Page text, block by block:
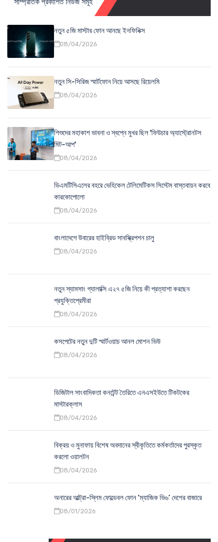
নতুন ৫জি মাস্টার ফোন আনছে ইনফিনিক্স
08/04/2026
নতুন সি-সিরিজ স্মার্টফোন নিয়ে আসছে রিয়েলমি
08/04/2026
শিশুদের মহাকাশ ভাবনা ও স্বপ্নে মুখর ছিল 'ফিউচার অ্যাস্ট্রোনটস
মিট-আপ'
08/04/2026
ডিএমটিসিএলের বহরে ভেহিকেল টেলিমেটিকস সিস্টেম বাস্তবায়ন করবে
কারকোপোলো
08/04/2026
বাংলাদেশে উবারের হাইব্রিড সাবস্ক্রিপশন চালু
08/04/2026
নতুন স্যামসাং গ্যালাক্সি এ২৭ ৫জি নিয়ে কী প্রত্যাশা করছেন
প্রযুক্তিপ্রেমীরা
08/04/2026
কসপেটের নতুন দুটি স্মার্টওয়াচ আনল মোশন ভিউ
08/04/2026
ডিজিটাল সাংবাদিকতা কনটেন্ট তৈরিতে এনএসইউতে টিকটকের
মাস্টারক্লাস
08/04/2026
বিক্রয় ও মুনাফায় বিশেষ অবদানের স্বীকৃতিতে কর্মকর্তাদের পুরস্কৃত
করলো ওয়ালটন
08/04/2026
অনারের আল্ট্রা-স্লিম ফোল্ডেবল ফোন ‘ম্যাজিক ভি৬’ দেশের বাজারে
08/01/2026